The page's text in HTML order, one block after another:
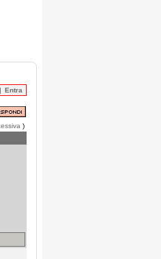
Entra
)